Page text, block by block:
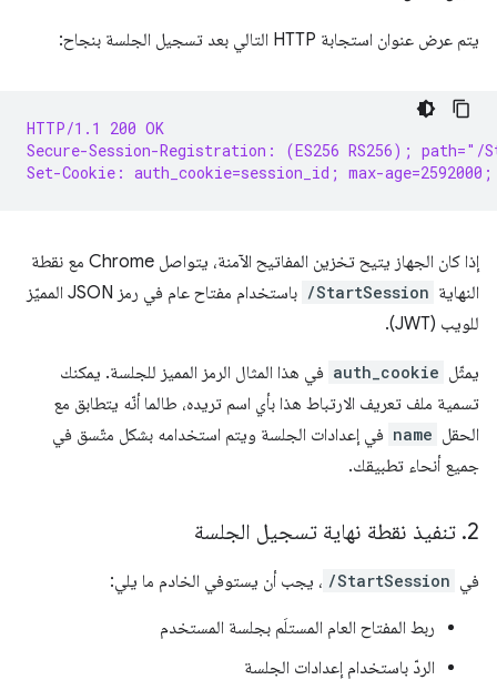
يتم عرض عنوان استجابة HTTP التالي بعد تسجيل الجلسة بنجاح:
HTTP/1.1 200 OK
Secure-Session-Registration: (ES256 RS256); path="/
Set-Cookie: auth_cookie=session_id; max-
إذا كان الجهاز يتيح تخزين المفاتيح الآمنة، يتواصل Chrome مع نقطة
النهاية /StartSession
باستخدام مفتاح عام في رمز JSON المميّز
للويب (JWT).
يمثّل auth_cookie في هذا المثال الرمز المميز للجلسة. يمكنك
تسمية ملف تعريف الارتباط هذا بأي اسم تريده، طالما أنّه يتطابق مع
الحقل name في إعدادات الجلسة ويتم استخدامه بشكل متّسق في
جميع أنحاء تطبيقك.
2
. تنفيذ نقطة نهاية تسجيل الجلسة
في /StartSession ، يجب أن يستوفي الخادم ما يلي:
ربط المفتاح العام المستلَم بجلسة المستخدم
الردّ باستخدام إعدادات الجلسة